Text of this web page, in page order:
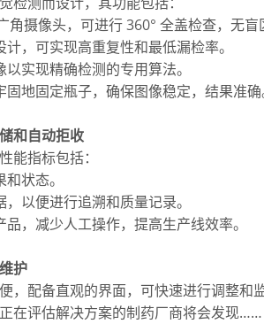
角摄像头，可进行 360° 全盖检查，无盲
，可实现高重复性和最低漏检率。
实现精确检测的专用算法。
地固定瓶子，确保图像稳定，结果准确
和自动拒收
能指标包括：
状态。
以便进行追溯和质量记录。
，减少人工操作，提高生产线效率。
护
，配备直观的界面，可快速进行调整和
在评估解决方案的制药厂商将会发现